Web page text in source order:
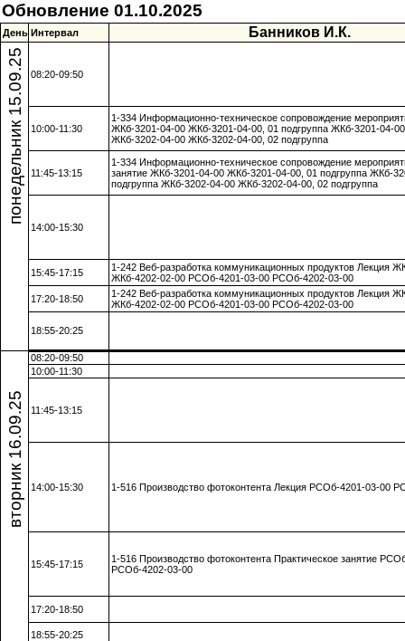
Обновление 01.10.2025
День Интервал Банников И.К.
понедельник 15.09.25 08:20-09:50
10:00-11:30
1-334 Информационно-техническое сопровождение
ЖКб-3201-04-00 ЖКб-3201-04-00, 01 подгруппа ЖКб-3201-04-
ЖКб-3202-04-00 ЖКб-3202-04-00, 02 подгруппа
11:45-13:15
1-334 Информационно-техническое сопровождение
занятие ЖКб-3201-04-00 ЖКб-3201-04-00, 01 подгруппа ЖКб-
подгруппа ЖКб-3202-04-00 ЖКб-3202-04-00, 02 подгруппа
14:00-15:30
15:45-17:15
1-242 Веб-разработка коммуникационных продуктов Лекция
ЖКб-4202-02-00 РСОб-4201-03-00 РСОб-4202-03-00
17:20-18:50
1-242 Веб-разработка коммуникационных продуктов Лекция
ЖКб-4202-02-00 РСОб-4201-03-00 РСОб-4202-03-00
18:55-20:25
вторник 16.09.25
08:20-09:50
10:00-11:30
11:45-13:15
14:00-15:30 1-516 Производство фотоконтента Лекция РСОб-4201-03-00
15:45-17:15
1-516 Производство фотоконтента Практическое занятие
РСОб-4202-03-00
17:20-18:50
18:55-20:25